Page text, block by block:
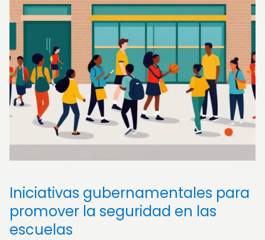
Iniciativas gubernamentales para
promover la seguridad en las
escuelas